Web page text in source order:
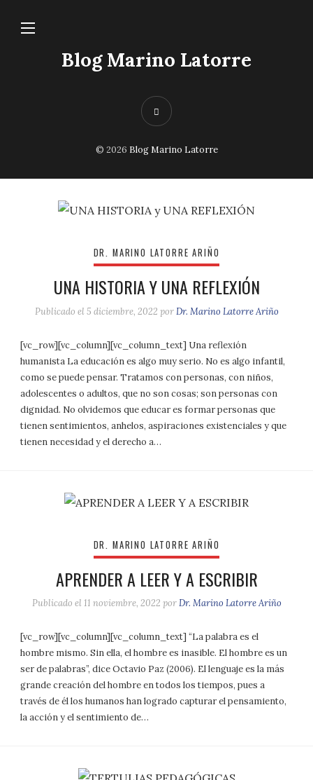
Blog Marino Latorre
© 2026 Blog Marino Latorre
DR. MARINO LATORRE ARIÑO
UNA HISTORIA Y UNA REFLEXIÓN
Publicado el5 diciembre, 2022 porDr. Marino Latorre Ariño
[vc_row][vc_column][vc_column_text] Una reflexión
humanista La educación es algo muy serio. No es algo infantil,
como se puede pensar. Tratamos con personas, con niños,
ado­lescentes o adultos, que no son cosas; son personas con
dignidad. No olvidemos que educar es formar personas que
tienen sentimientos, anhelos, aspiraciones existenciales y que
tienen necesidad y el derecho a…
DR. MARINO LATORRE ARIÑO
APRENDER A LEER Y A ESCRIBIR
Publicado el 11 noviembre, 2022 porDr. Marino Latorre Ariño
[vc_row][vc_column][vc_column_text] “La palabra es el
hombre mismo. Sin ella, el hombre es inasible. El hombre es un
ser de palabras”, dice Octavio Paz (2006). El lenguaje es la más
grande creación del hombre en todos los tiempos, pues a
través de él los humanos han logrado capturar el pensamiento,
la acción y el sentimiento de…